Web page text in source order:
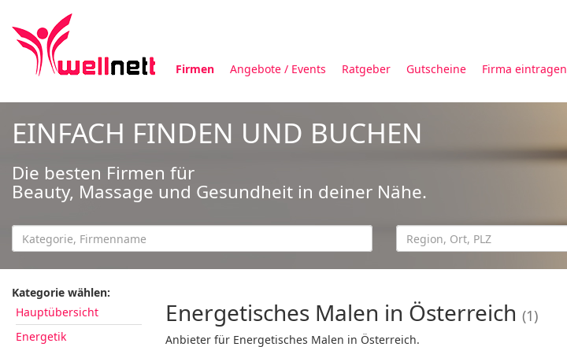
Firmen Angebote / Events Ratgeber Gutscheine Firma eintragen
EINFACH FINDEN UND BUCHEN
Die besten Firmen für
Beauty, Massage und Gesundheit in deiner Nähe.
Kategorie wählen:
Hauptübersicht
Energetik
Energetisches Malen in Österreich (1)
Anbieter für Energetisches Malen in Österreich.